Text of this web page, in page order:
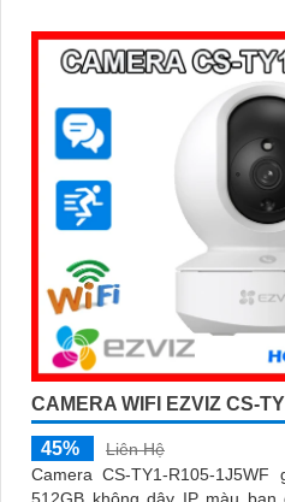
ngoại lên đến 10m và khe cắm
đây chính là camera tối ưu với
CAMERA WIFI EZVIZ CS-
45%
Liên Hệ
Camera CS-TY1-R105-